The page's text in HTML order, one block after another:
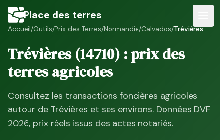
Place des terres
Accueil/Outils/Prix des Terres/Normandie/Calvados/Trévières
Trévières(14710) : prix des
terres agricoles
Consultez les transactions foncières agricoles
autour de Trévières et ses environs. Données DVF
2026, prix réels issus des actes notariés.